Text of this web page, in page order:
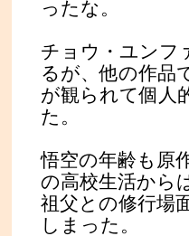
ったな。
チョウ・ユンフ
るが、他の作品
が観られて個人
た。
悟空の年齢も原
の高校生活から
祖父との修行場
しまった。